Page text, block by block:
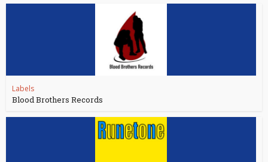
Labels
Blood Brothers Records